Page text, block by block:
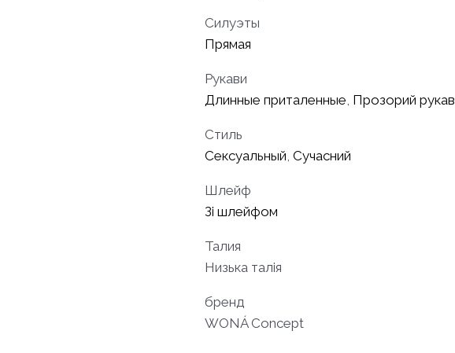
Силуэты
Прямая
Рукави
Длинные приталенные Прозорий рукав
Стиль
Сексуальный Сучасний
Шлейф
Зі шлейфом
Талия
Низька талія
бренд
WONÁ Concept